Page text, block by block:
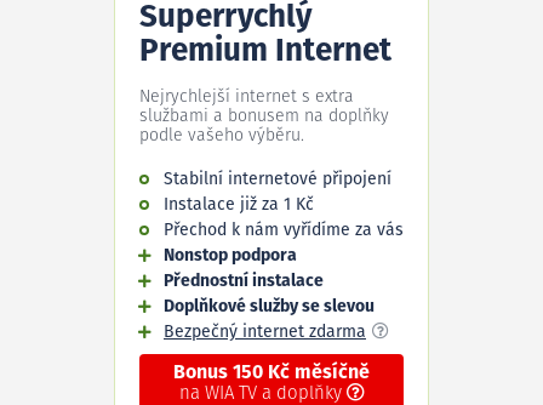
Superrychlý
Premium Internet
Nejrychlejší internet s extra
službami a bonusem na doplňky
podle vašeho výběru.
Stabilní internetové připojení
Instalace již za 1 Kč
Přechod k nám vyřídíme za vás
Nonstop podpora
Přednostní instalace
Doplňkové služby se slevou
Bezpečný internet zdarma
Bonus 150 Kč měsíčně
na WIA TV a doplňky